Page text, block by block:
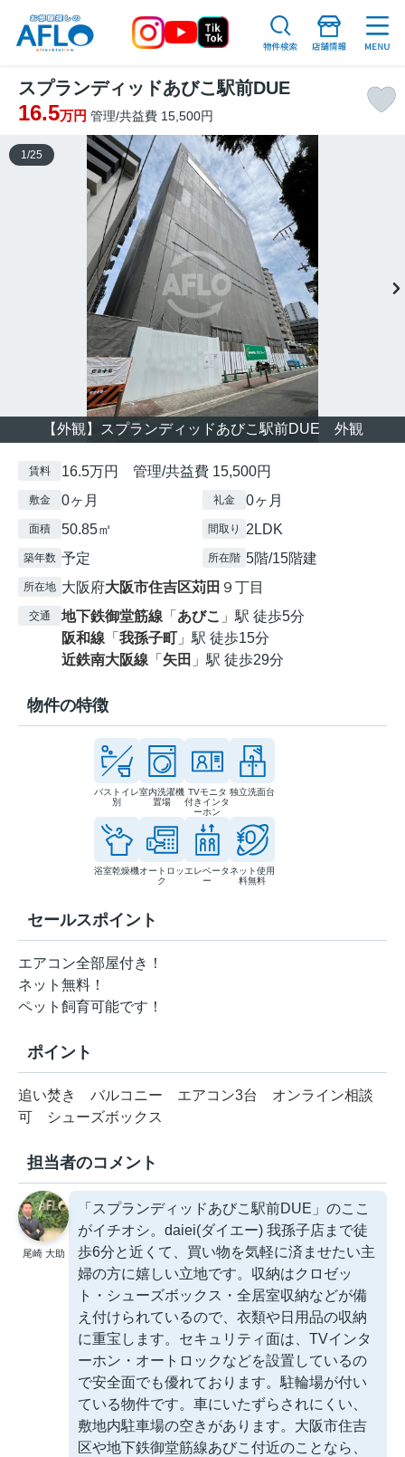
スプランディッドあびこ駅前DUE
16.5万円 管理/共益費 15,500円
【外観】スプランディッドあびこ駅前DUE 外観
1 /25
賃料 16.5万円 管理/共益費 15,500円
敷金 0ヶ月 礼金 0ヶ月
面積 50.85㎡ 間取り 2LDK
築年数 予定 所在階 5階/15階建
所在地 大阪府大阪市住吉区苅田 ９丁目
交通 地下鉄御堂筋線 「 あびこ 」駅 徒歩5分
阪和線 「 我孫子町 」駅 徒歩15分
近鉄南大阪線 「 矢田 」駅 徒歩29分
物件の特徴
バストイレ
別
室内洗濯機
置場
TVモニタ
付きインタ
ーホン
独立洗面台
浴室乾燥機オートロッ
ク
エレベータ
ー
ネット使用
料無料
セールスポイント
エアコン全部屋付き！
ネット無料！
ペット飼育可能です！
ポイント
追い焚き バルコニー エアコン3台
オンライン相談
可
シューズボックス
担当者のコメント
尾崎 大助
「スプランディッドあびこ駅前DUE」のここ
がイチオシ。daiei(ダイエー) 我孫子店まで徒
歩6分と近くて、買い物を気軽に済ませたい主
婦の方に嬉しい立地です。収納はクロゼッ
ト・シューズボックス・全居室収納などが備
え付けられているので、衣類や日用品の収納
に重宝します。セキュリティ面は、TVインタ
ーホン・オートロックなどを設置しているの
で安全面でも優れております。駐輪場が付い
ている物件です。車にいたずらされにくい、
敷地内駐車場の空きがあります。大阪市住吉
区や地下鉄御堂筋線あびこ付近のことなら、